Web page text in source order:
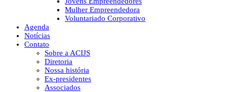
Mulher Empreendedora
Voluntariado Corporativo
Agenda
Notícias
Contato
Sobre a ACIJS
Diretoria
Nossa história
Ex-presidentes
Associados